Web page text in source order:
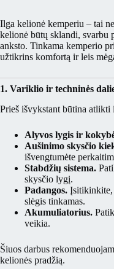
Ilga kelionė kemperiu – tai
kelionė būtų sklandi, svarbu
anksto. Tinkama kemperio
užtikrins komfortą ir leis
1. Variklio ir techninės
Prieš išvykstant būtina atlikti
Alyvos lygis ir
Aušinimo skysčio
išvengtumėte
Stabdžių sistema.
skysčio lygį.
Padangos. Įsitikinkite,
slėgis tinkamas.
Akumuliatorius.
veikia.
Šiuos darbus
kelionės pradžią.